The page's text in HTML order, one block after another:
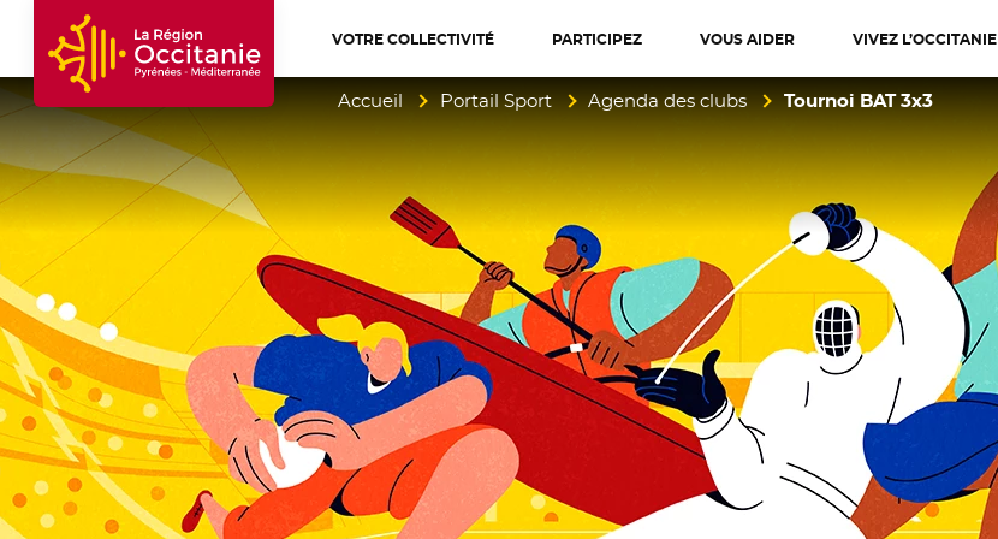
Accueil Région Occitanie / Pyrénées-Méditerranée
VOTRE COLLECTIVITÉ PARTICIPEZ VOUS AIDER VIVEZ L’OCCITANIE
Accueil Portail Sport Agenda des clubs Tournoi BAT 3x3